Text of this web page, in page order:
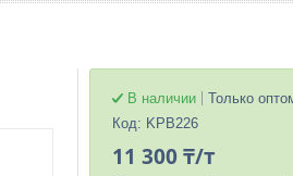
В наличии
Только
Код: KPB226
11 300 ₸/т